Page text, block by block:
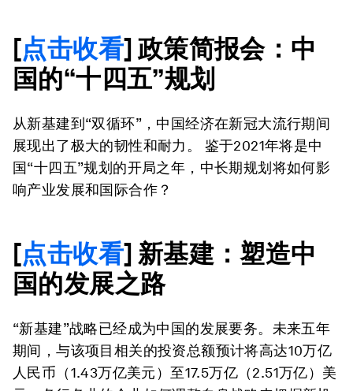
[点击收看] 政策简报会：中
国的“十四五”规划
从新基建到“双循环”，中国经济在新冠大流行期间
展现出了极大的韧性和耐力。 鉴于2021年将是中
国“十四五”规划的开局之年，中长期规划将如何影
响产业发展和国际合作？
[点击收看] 新基建：塑造中
国的发展之路
“新基建”战略已经成为中国的发展要务。未来五年
期间，与该项目相关的投资总额预计将高达10万亿
人民币（1.43万亿美元）至17.5万亿（2.51万亿）美